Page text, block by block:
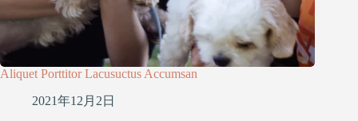
Aliquet Porttitor Lacusuctus Accumsan
2021年12月2日